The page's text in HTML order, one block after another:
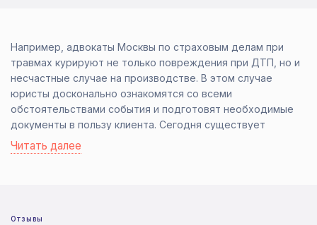
Например, адвокаты Москвы по страховым делам при
травмах курируют не только повреждения при ДТП, но и
несчастные случае на производстве. В этом случае
юристы досконально ознакомятся со всеми
обстоятельствами события и подготовят необходимые
документы в пользу клиента. Сегодня существует
множество видов страховок. Поэтому адвокаты по
страховым делам должны в совершенстве владеть
свою работу адвокат по страховым делам в Москве
Читать далее
Отзывы